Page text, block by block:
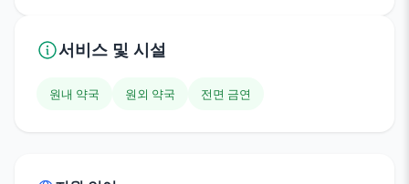
서비스 및 시설
원내 약국 원외 약국 전면 금연